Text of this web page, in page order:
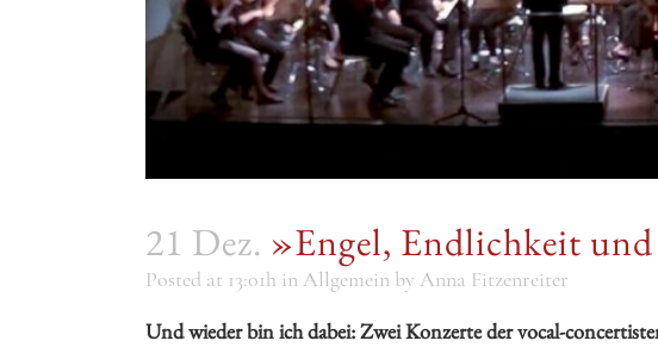
21 Dez. »Engel, Endlichkeit
Posted at 13:01h in Allgemein by Anna Fitzenreiter
Und wieder bin ich dabei: Zwei Konzerte der vocal-